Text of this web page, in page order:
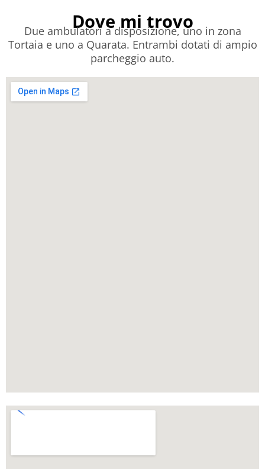
Dove mi trovo
Due ambulatori a disposizione, uno in zona
Tortaia e uno a Quarata. Entrambi dotati di ampio
parcheggio auto.